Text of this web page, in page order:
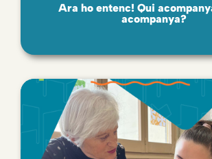
Ara ho entenc! Qui
acompanya?